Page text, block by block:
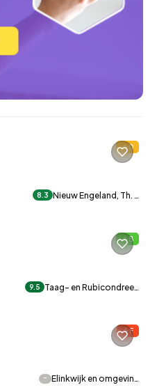
D
8.3 Nieuw Engeland, Th. …
B
9.5 Taag- en Rubicondree…
F
- Elinkwijk en omgevin…